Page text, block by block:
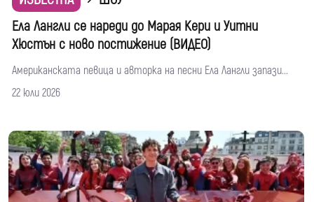
Ела Лангли се нареди до Марая Кери и Уитни
Хюстън с ново постижение (ВИДЕО)
Американската певица и авторка на песни Ела Лангли запази...
22 юли 2026